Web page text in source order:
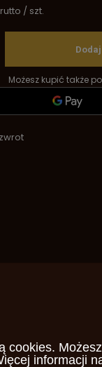
/ szt.
Możesz kupić także
cookies. Możesz
informacji